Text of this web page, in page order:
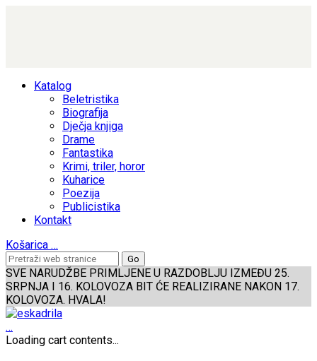
Katalog
Beletristika
Biografija
Dječja knjiga
Drame
Fantastika
Krimi, triler, horor
Kuharice
Poezija
Publicistika
Kontakt
Košarica …
SVE NARUDŽBE PRIMLJENE U RAZDOBLJU IZMEĐU 25.
SRPNJA I 16. KOLOVOZA BIT ĆE REALIZIRANE NAKON 17.
KOLOVOZA. HVALA!
…
Loading cart contents...